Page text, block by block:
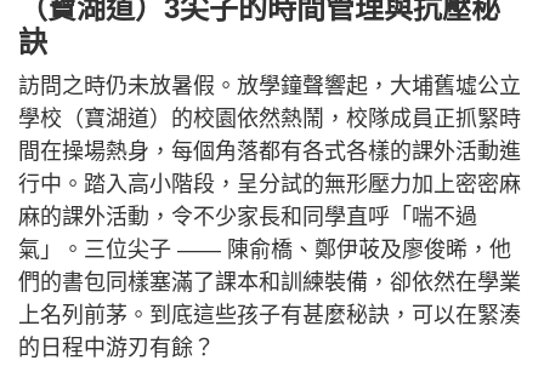
（寶湖道）3尖子的時間管理與抗壓秘
訣
訪問之時仍未放暑假。放學鐘聲響起，大埔舊墟公立
學校（寶湖道）的校園依然熱鬧，校隊成員正抓緊時
間在操場熱身，每個角落都有各式各樣的課外活動進
行中。踏入高小階段，呈分試的無形壓力加上密密麻
麻的課外活動，令不少家長和同學直呼「喘不過
氣」。三位尖子 —— 陳俞橋、鄭伊荍及廖俊晞，他
們的書包同樣塞滿了課本和訓練裝備，卻依然在學業
上名列前茅。到底這些孩子有甚麼秘訣，可以在緊湊
的日程中游刃有餘？